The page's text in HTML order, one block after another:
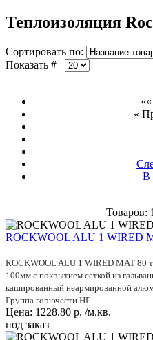
Теплоизоляция
Сортировать по:
Показать #
«
В
Товаров:
ROCKWOOL ALU 1 WIRED
ROCKWOOL ALU 1 WIRED MAT 80
100мм с покрытием сеткой из
кашированный неармированной
Группа горючести НГ
Цена: 1228.80 р. /м.кв.
под заказ